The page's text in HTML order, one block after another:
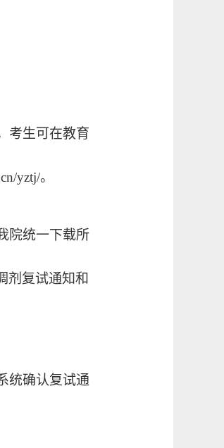
考生可在教育
yztj/。
院统一下载所
剂复试通知和
统确认复试通